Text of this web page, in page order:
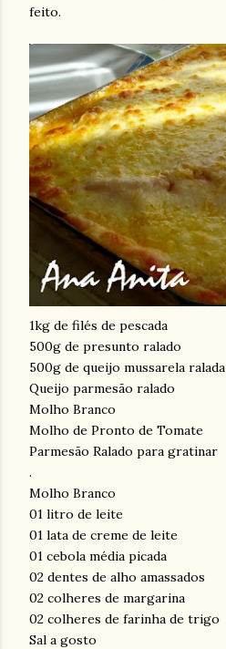
feito.
1kg de filés de pescada
500g de presunto ralado
500g de queijo mussarela ralada
Queijo parmesão ralado
Molho Branco
Molho de Pronto de Tomate
Parmesão Ralado para gratinar
.
Molho Branco
01 litro de leite
01 lata de creme de leite
01 cebola média picada
02 dentes de alho amassados
02 colheres de margarina
02 colheres de farinha de trigo
Sal a gosto